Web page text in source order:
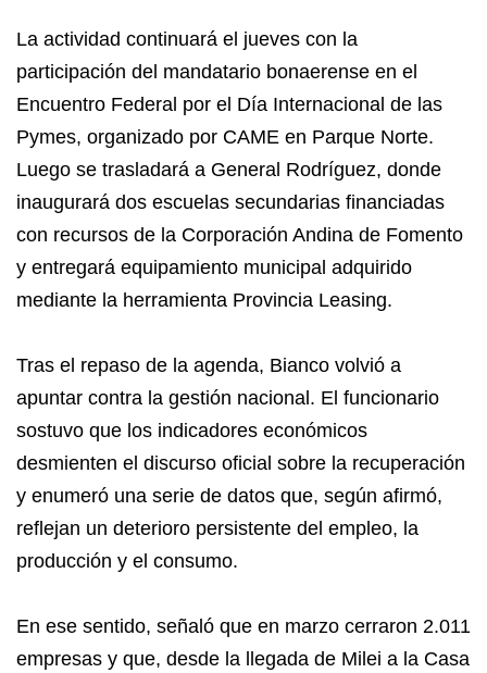
La actividad continuará el jueves con la
participación del mandatario bonaerense en el
Encuentro Federal por el Día Internacional de las
Pymes, organizado por CAME en Parque Norte.
Luego se trasladará a General Rodríguez, donde
inaugurará dos escuelas secundarias financiadas
con recursos de la Corporación Andina de Fomento
y entregará equipamiento municipal adquirido
mediante la herramienta Provincia Leasing.
Tras el repaso de la agenda, Bianco volvió a
apuntar contra la gestión nacional. El funcionario
sostuvo que los indicadores económicos
desmienten el discurso oficial sobre la recuperación
y enumeró una serie de datos que, según afirmó,
reflejan un deterioro persistente del empleo, la
producción y el consumo.
En ese sentido, señaló que en marzo cerraron 2.011
empresas y que, desde la llegada de Milei a la Casa